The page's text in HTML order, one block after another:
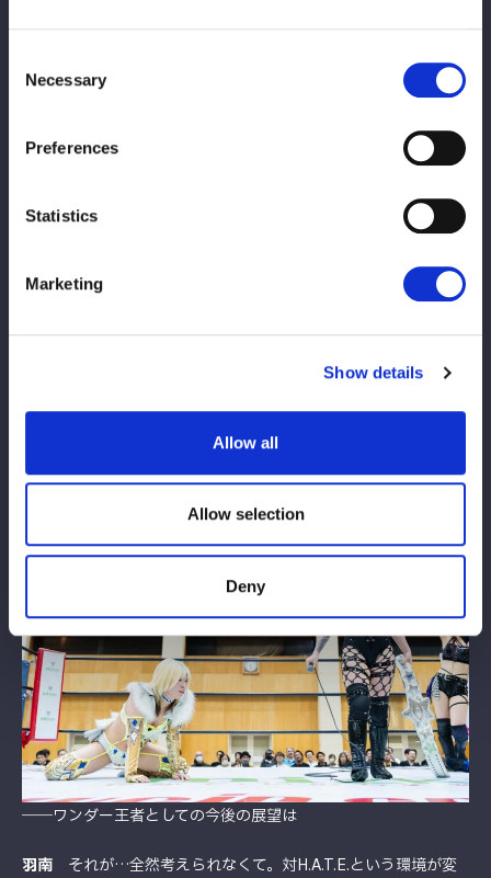
Selection
Necessary
Preferences
Statistics
Marketing
Show details
Allow all
Allow selection
Deny
――ただしH.A.T.E.入りから3日後には黒コスチューム姿で登場し
（新コスを）つくってるって。つまり前から準備していたという
ことですよね。それはあるけど、まだいつでも戻ってきていいよ
戦だ
私が勝たないと「戻っておいで」とは言えないなって思っ
ているので。私がチャンピオンでリーダーのまま、STARSにビ
ーを連れてくるのが一番です。ビーには「いつでも待ってるよ」
と伝えたいですね。
――ワンダー王者としての今後の展望は
羽南 それが…全然考えられなくて。対H.A.T.E.という環境が変